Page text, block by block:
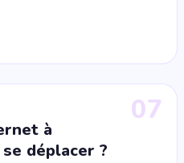
07
à
déplacer ?